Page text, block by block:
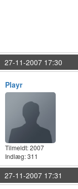
27-11-2007 17:30
Playr
Tilmeldt:2007
Indlæg: 311
27-11-2007 17:31